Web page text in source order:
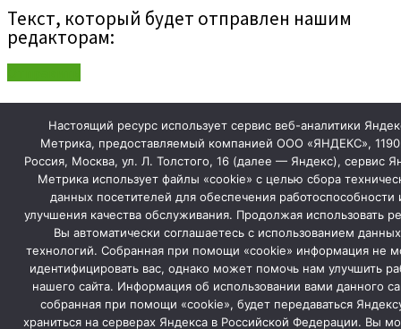
Настоящий ресурс использует сервис веб-аналитики
Метрика, предоставляемый компанией ООО «ЯНДЕКС»,
Россия, Москва, ул. Л. Толстого, 16 (далее — Яндекс), сервис
Метрика использует файлы «cookie» с целью сбора
данных посетителей для обеспечения работоспособности
улучшения качества обслуживания. Продолжая использовать
Вы автоматически соглашаетесь с использованием данных
технологий. Собранная при помощи «cookie» информация не
идентифицировать вас, однако может помочь нам улучшить
нашего сайта. Информация об использовании вами данного
собранная при помощи «cookie», будет передаваться
храниться на серверах Яндекса в Российской Федерации. Вы
Текст, который будет отправлен нашим
редакторам: